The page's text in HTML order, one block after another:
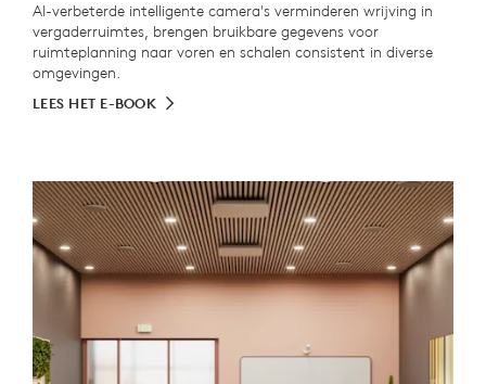
AI-verbeterde intelligente camera's verminderen wrijving in
vergaderruimtes, brengen bruikbare gegevens voor
ruimteplanning naar voren en schalen consistent in diverse
omgevingen.
LEES HET E-BOOK